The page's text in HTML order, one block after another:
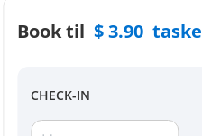
Book til $3.90
CHECK-IN
Check ud